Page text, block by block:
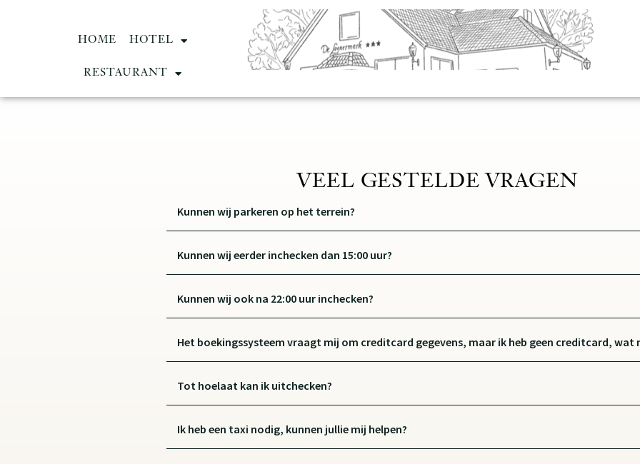
HOME HOTEL
RESTAURANT
VEEL GESTELDE VRAGEN
Kunnen wij parkeren op het terrein?
Kunnen wij eerder inchecken dan 15:00 uur?
Kunnen wij ook na 22:00 uur inchecken?
Het boekingssysteem vraagt mij om creditcard gegevens, maar ik heb geen creditcard, wat
Tot hoelaat kan ik uitchecken?
Ik heb een taxi nodig, kunnen jullie mij helpen?